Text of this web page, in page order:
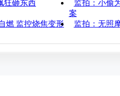
狂砸东西
监拍：小偷
案
燃 监控烧焦变形
监拍：无照